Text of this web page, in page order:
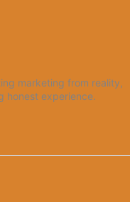
marketing from reality,
honest experience.